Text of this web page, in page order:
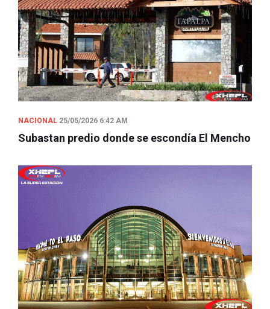
NACIONAL 25/05/2026 6:42 AM
Subastan predio donde se escondía El Mencho